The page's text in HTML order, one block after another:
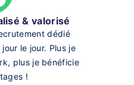
& valorisé
dédié
jour le jour. Plus je
plus je bénéficie
!